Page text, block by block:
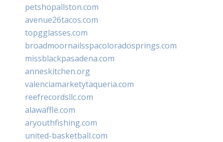
petshopallston.com
avenue26tacos.com
topgglasses.com
broadmoornailsspacoloradosprings.com
missblackpasadena.com
anneskitchen.org
valenciamarketytaqueria.com
reefrecordsllc.com
alawaffle.com
aryouthfishing.com
united-basketball.com